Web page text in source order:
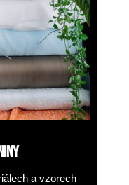
a vzorech